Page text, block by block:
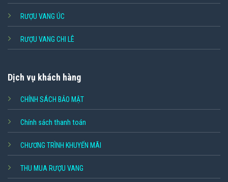
RƯỢU VANG ÚC
RƯỢU VANG CHI LÊ
Dịch vụ khách hàng
CHÍNH SÁCH BẢO MẬT
Chính sách thanh toán
CHƯƠNG TRÌNH KHUYẾN MÃI
THU MUA RƯỢU VANG